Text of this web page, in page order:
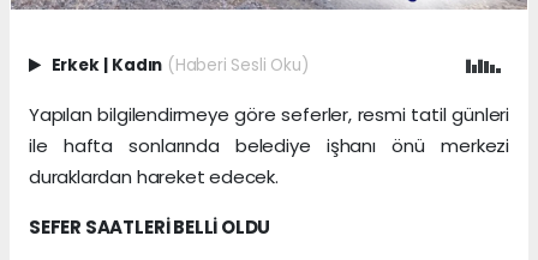
Erkek | Kadın (Haberi Sesli Oku)
Yapılan bilgilendirmeye göre seferler, resmi tatil günleri
ile hafta sonlarında belediye işhanı önü merkezi
duraklardan hareket edecek.
SEFER SAATLERİ BELLİ OLDU